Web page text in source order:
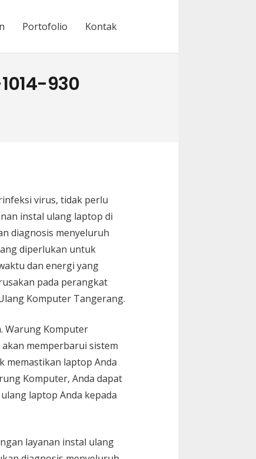
Portofolio Kontak
930
virus, tidak perlu
instal ulang laptop di
diagnosis menyeluruh
diperlukan untuk
dan energi yang
pada perangkat
Komputer Tangerang.
Warung Komputer
memperbarui sistem
memastikan laptop Anda
Komputer, Anda dapat
laptop Anda kepada
layanan instal ulang